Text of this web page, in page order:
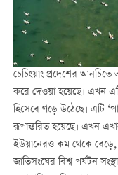
চেচিংয়াং প্রদেশের আনচিতে
করে দেওয়া হয়েছে। এখন
হিসেবে গড়ে উঠেছে। এটি
রূপান্তরিত হয়েছে। এখন
ইউয়ানেরও কম থেকে বেড়ে,
জাতিসংঘের বিশ্ব পর্যটন